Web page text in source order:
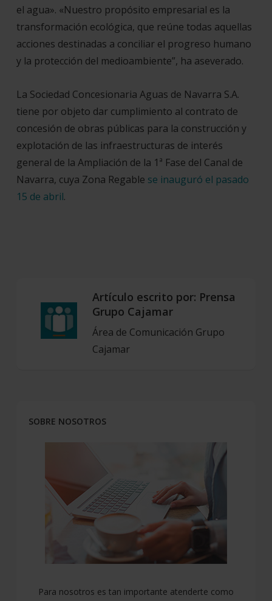
el agua». «Nuestro propósito empresarial es la
transformación ecológica, que reúne todas aquellas
acciones destinadas a conciliar el progreso humano
y la protección del medioambiente”, ha aseverado.
La Sociedad Concesionaria Aguas de Navarra S.A.
tiene por objeto dar cumplimiento al contrato de
concesión de obras públicas para la construcción y
explotación de las infraestructuras de interés
general de la Ampliación de la 1ª Fase del Canal de
Navarra, cuya Zona Regable se inauguró el pasado
15 de abril.
Artículo escrito por: Prensa
Grupo Cajamar
Área de Comunicación Grupo
Cajamar
SOBRE NOSOTROS
Para nosotros es tan importante atenderte como